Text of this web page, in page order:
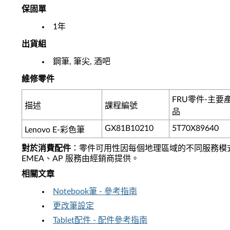
保固單
1年
出貨組
鋼筆, 筆尖, 酒吧
維修零件
描述 課程編號
FRU零件-主要
品
Lenovo E-彩色筆 GX81B10210 5T70X89640
對於消費配件 ：零件可用性因每個地理區域的不同服務模
EMEA、AP 服務由經銷商提供。
相關文章
Notebook筆 - 參考指南
更改筆設定
Tablet配件 - 配件參考指南